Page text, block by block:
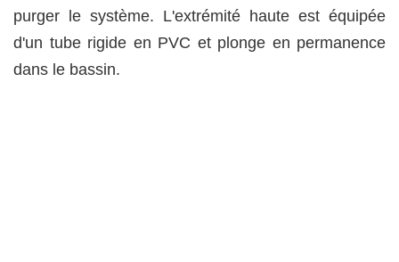
purger le système. L'extrémité haute est équipée
d'un tube rigide en PVC et plonge en permanence
dans le bassin.